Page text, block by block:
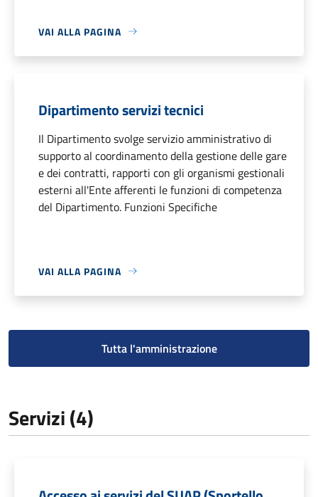
VAI ALLA PAGINA
Dipartimento servizi tecnici
Il Dipartimento svolge servizio amministrativo di
supporto al coordinamento della gestione delle gare
e dei contratti, rapporti con gli organismi gestionali
esterni all'Ente afferenti le funzioni di competenza
del Dipartimento. Funzioni Specifiche
VAI ALLA PAGINA
Tutta l'amministrazione
Servizi (4)